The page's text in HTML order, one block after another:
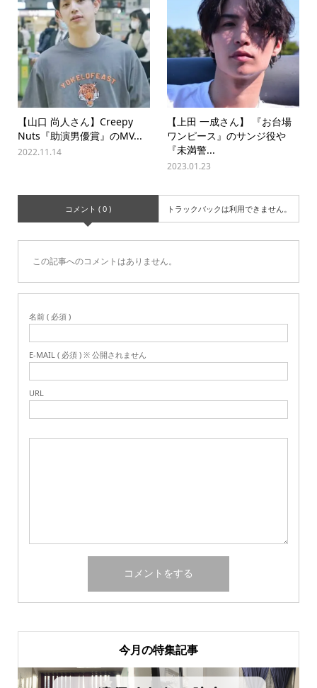
【山口 尚人さん】Creepy
Nuts『助演男優賞』のMV...
2022.11.14
【上田 一成さん】 『お台場
ワンピース』のサンジ役や
『未満警...
2023.01.23
コメント ( 0 ) トラックバックは利用できません。
この記事へのコメントはありません。
名前 ( 必須 )
E-MAIL ( 必須 ) ※ 公開されません
URL
今月の特集記事